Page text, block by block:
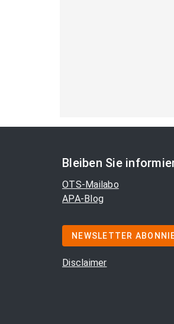
Bleiben Sie
OTS-Mailabo
APA-Blog
NEWSLETTER
Disclaimer